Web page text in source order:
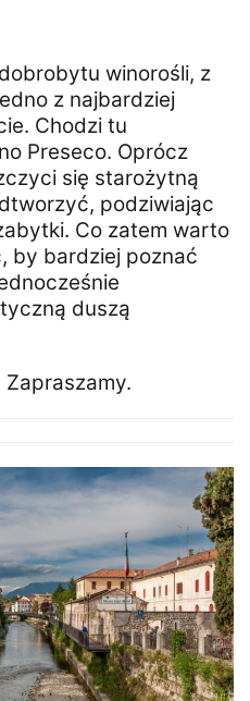
winorośli, z
z najbardziej
Chodzi tu
Preseco. Oprócz
się starożytną
podziwiając
Co zatem warto
by bardziej poznać
duszą
Zapraszamy.